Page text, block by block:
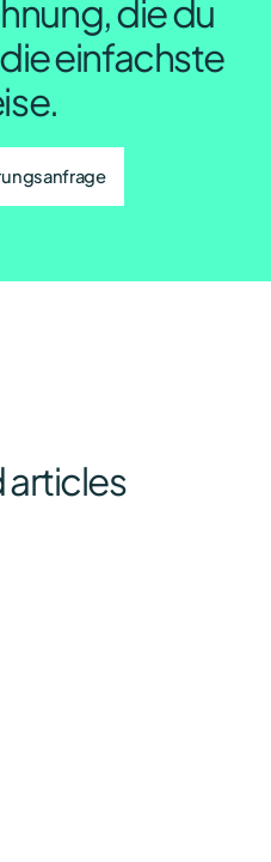
die du
einfachste
articles